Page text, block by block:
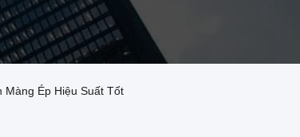
Màng Ép Hiệu Suất Tốt